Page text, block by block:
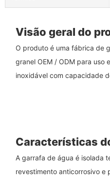
Visão geral do
O produto é uma fábrica de
granel OEM / ODM para uso
inoxidável com capacidade
Características
A garrafa de água é isolada
revestimento anticorrosivo e